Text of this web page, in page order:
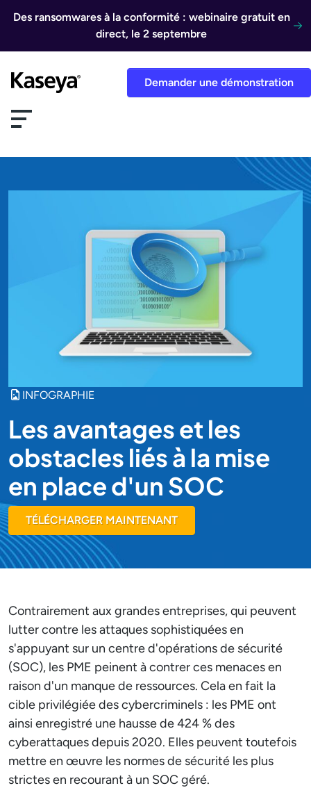
Des ransomwares à la conformité : webinaire gratuit en
direct, le 2 septembre
Demander une démonstration
INFOGRAPHIE
Les avantages et les
obstacles liés à la mise
en place d'un SOC
TÉLÉCHARGER MAINTENANT
Contrairement aux grandes entreprises, qui peuvent
lutter contre les attaques sophistiquées en
s'appuyant sur un centre d'opérations de sécurité
(SOC), les PME peinent à contrer ces menaces en
raison d'un manque de ressources. Cela en fait la
cible privilégiée des cybercriminels : les PME ont
ainsi enregistré une hausse de 424 % des
cyberattaques depuis 2020. Elles peuvent toutefois
mettre en œuvre les normes de sécurité les plus
strictes en recourant à un SOC géré.